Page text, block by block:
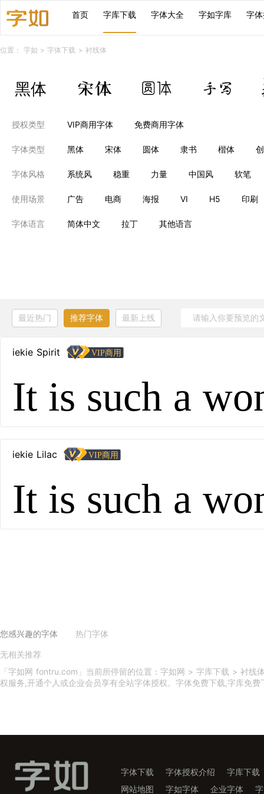
首页 字库下载 字体大全 字如字库 字
位置： 字如 > 字体下载 > 衬线体
授权类型 VIP商用字体 免费商用字体
字体类型 黑体 宋体 圆体 隶书 楷体
字体风格 系统风 稳重 力量 中国风 软笔
使用场景 广告 电商 海报 VI H5 印刷
字体语言 简体中文 拉丁 其他语言
最近热门 推荐字体 最新上线
iekie Spirit
It is such a
iekie Lilac
It is such a
您感兴趣的字体 热门字体
无相关推荐
「字如网 fontru.com」当前所停留的位置：字如网 > 字库下载 > 衬
权服务,开通个人或企业会员享有全站字体授权。字体免费下载,字库免
义启庆国体
小美好体
义启动漫体 印品灵秀体 换一换
字体下载 字体授权介绍
字库下载
网站地图
字如字体 企业字体